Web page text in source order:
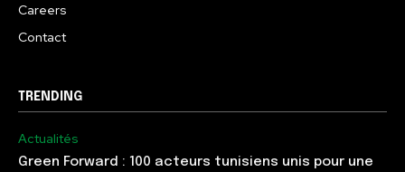
Careers
Contact
TRENDING
Actualités
Green Forward : 100 acteurs tunisiens unis pour une